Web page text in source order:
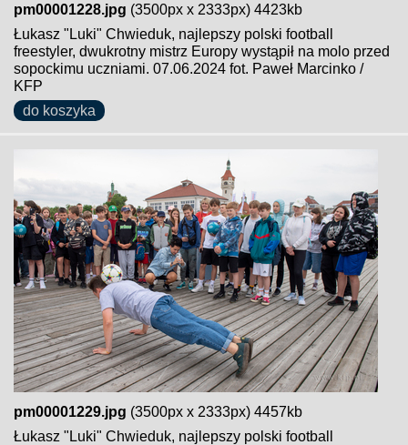
pm00001228.jpg (3500px x 2333px) 4423kb
Łukasz "Luki" Chwieduk, najlepszy polski football
freestyler, dwukrotny mistrz Europy wystąpił na molo przed
sopockimu uczniami. 07.06.2024 fot. Paweł Marcinko /
KFP
do koszyka
pm00001229.jpg (3500px x 2333px) 4457kb
Łukasz "Luki" Chwieduk, najlepszy polski football